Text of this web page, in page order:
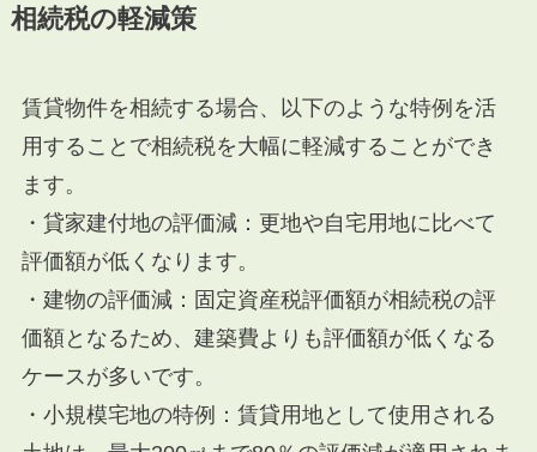
相続税の軽減策
賃貸物件を相続する場合、以下のような特例を活
用することで相続税を大幅に軽減することができ
ます。
・貸家建付地の評価減：更地や自宅用地に比べて
評価額が低くなります。
・建物の評価減：固定資産税評価額が相続税の評
価額となるため、建築費よりも評価額が低くなる
ケースが多いです。
・小規模宅地の特例：賃貸用地として使用される